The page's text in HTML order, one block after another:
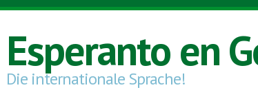
Esperanto en
Die internationale Sprache!